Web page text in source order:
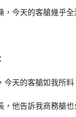
，今天的客艙幾乎
今天的客艙如我所
，他告訴我商務艙